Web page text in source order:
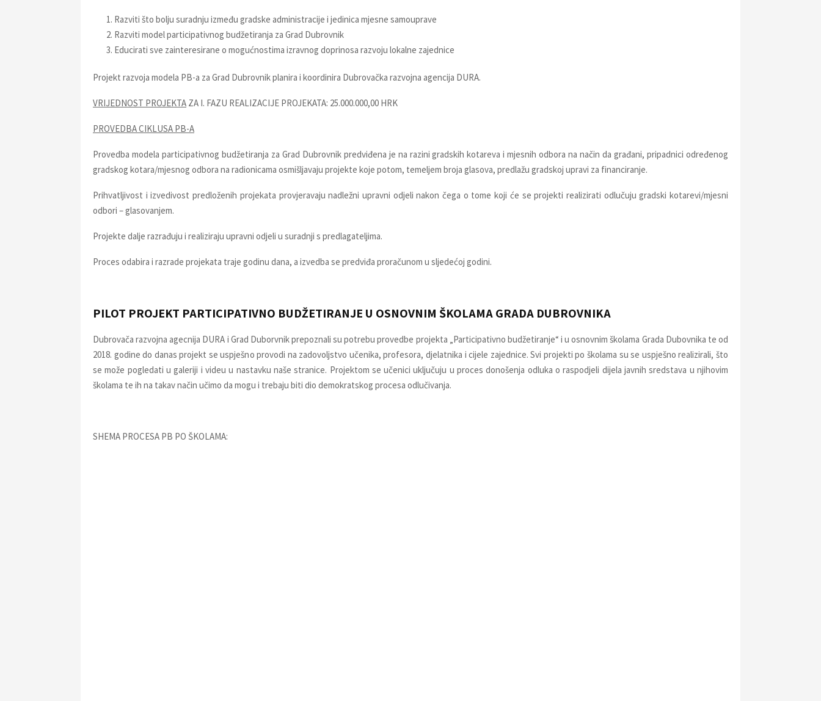
Razviti što bolju suradnju između gradske administracije i jedinica mjesne samouprave
Razviti model participativnog budžetiranja za Grad Dubrovnik
Educirati sve zainteresirane o mogućnostima izravnog doprinosa razvoju lokalne zajednice
Projekt razvoja modela PB-a za Grad Dubrovnik planira i koordinira Dubrovačka razvojna agencija DURA.
VRIJEDNOST PROJEKTA ZA I. FAZU REALIZACIJE PROJEKATA: 25.000.000,00 HRK
PROVEDBA CIKLUSA PB-A
Provedba modela participativnog budžetiranja za Grad Dubrovnik predviđena je na razini gradskih kotareva i mjesnih odbora na način da građani, pripadnici određenog
gradskog kotara/mjesnog odbora na radionicama osmišljavaju projekte koje potom, temeljem broja glasova, predlažu gradskoj upravi za financiranje.
Prihvatljivost i izvedivost predloženih projekata provjeravaju nadležni upravni odjeli nakon čega o tome koji će se projekti realizirati odlučuju gradski kotarevi/mjesni
odbori – glasovanjem.
Projekte dalje razrađuju i realiziraju upravni odjeli u suradnji s predlagateljima.
Proces odabira i razrade projekata traje godinu dana, a izvedba se predviđa proračunom u sljedećoj godini.
PILOT PROJEKT PARTICIPATIVNO BUDŽETIRANJE U OSNOVNIM ŠKOLAMA GRADA DUBROVNIKA
Dubrovača razvojna agecnija DURA i Grad Duborvnik prepoznali su potrebu provedbe projekta „Participativno budžetiranje“ i u osnovnim školama Grada Dubovnika te od
2018. godine do danas projekt se uspješno provodi na zadovoljstvo učenika, profesora, djelatnika i cijele zajednice. Svi projekti po školama su se uspješno realizirali, što
se može pogledati u galeriji i videu u nastavku naše stranice. Projektom se učenici uključuju u proces donošenja odluka o raspodjeli dijela javnih sredstava u njihovim
školama te ih na takav način učimo da mogu i trebaju biti dio demokratskog procesa odlučivanja.
SHEMA PROCESA PB PO ŠKOLAMA: